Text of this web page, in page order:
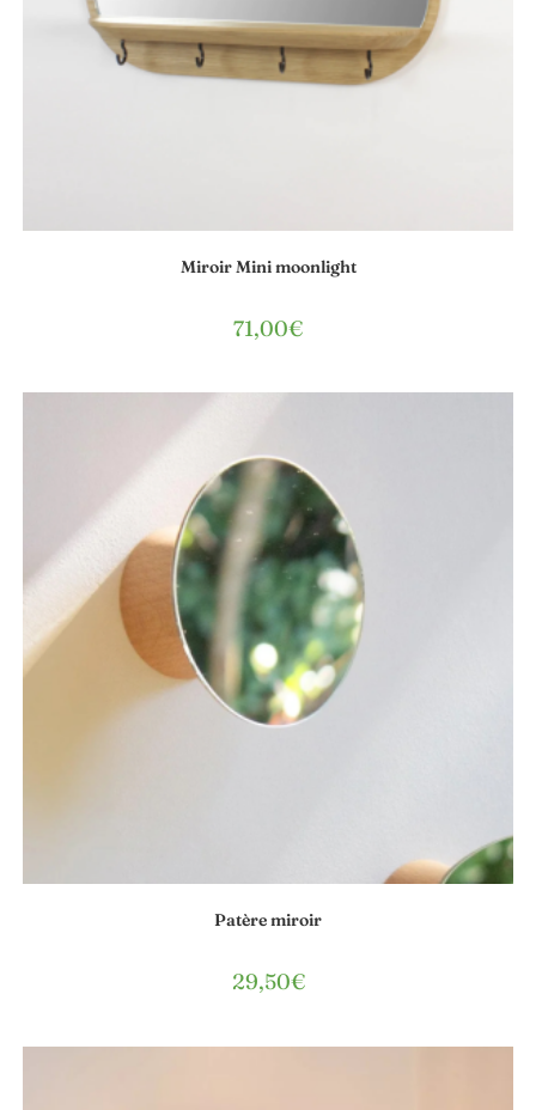
Miroir Mini moonlight
71,00€
Patère miroir
29,50€